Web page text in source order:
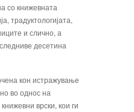
со книжевната
традуктологијата,
и слично, а
десетина
кон истражување
во однос на
врски, кои ги